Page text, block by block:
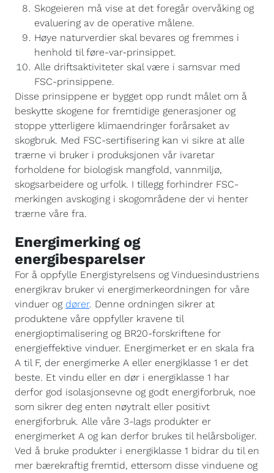
Skogeieren må vise at det foregår overvåking og
evaluering av de operative målene.
Høye naturverdier skal bevares og fremmes i
henhold til føre-var-prinsippet.
Alle driftsaktiviteter skal være i samsvar med
FSC-prinsippene.
Disse prinsippene er bygget opp rundt målet om å
beskytte skogene for fremtidige generasjoner og
stoppe ytterligere klimaendringer forårsaket av
skogbruk. Med FSC-sertifisering kan vi sikre at alle
trærne vi bruker i produksjonen vår ivaretar
forholdene for biologisk mangfold, vannmiljø,
skogsarbeidere og urfolk. I tillegg forhindrer FSC-
merkingen avskoging i skogområdene der vi henter
trærne våre fra.
Energimerking og
energibesparelser
For å oppfylle Energistyrelsens og Vinduesindustriens
energikrav bruker vi energimerkeordningen for våre
vinduer og dører. Denne ordningen sikrer at
produktene våre oppfyller kravene til
energioptimalisering og BR20-forskriftene for
energieffektive vinduer. Energimerket er en skala fra
A til F, der energimerke A eller energiklasse 1 er det
beste. Et vindu eller en dør i energiklasse 1 har
derfor god isolasjonsevne og godt energiforbruk, noe
som sikrer deg enten nøytralt eller positivt
energiforbruk. Alle våre 3-lags produkter er
energimerket A og kan derfor brukes til helårsboliger.
Ved å bruke produkter i energiklasse 1 bidrar du til en
mer bærekraftig fremtid, ettersom disse vinduene og